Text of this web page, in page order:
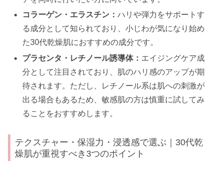
コラーゲン・エラスチン：ハリや弾力をサポートす
る成分として知られており、小じわが気になり始め
た30代乾燥肌におすすめの成分です。
プラセンタ・レチノール誘導体： エイジングケア成
分として注目されており、肌のハリ感のアップが期
待されます。ただし、レチノール系は肌への刺激が
出る場合もあるため、敏感肌の方は慎重に試してみ
ることをおすすめします。
テクスチャー・保湿力・浸透感で選ぶ｜30代乾
燥肌が重視すべき3つのポイント